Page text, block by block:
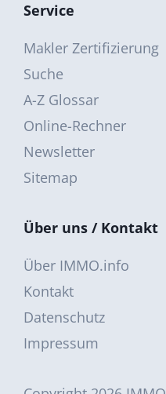
Service
Makler Zertifizierung
Suche
A-Z Glossar
Online-Rechner
Newsletter
Sitemap
Über uns / Kontakt
Über IMMO.info
Kontakt
Datenschutz
Impressum